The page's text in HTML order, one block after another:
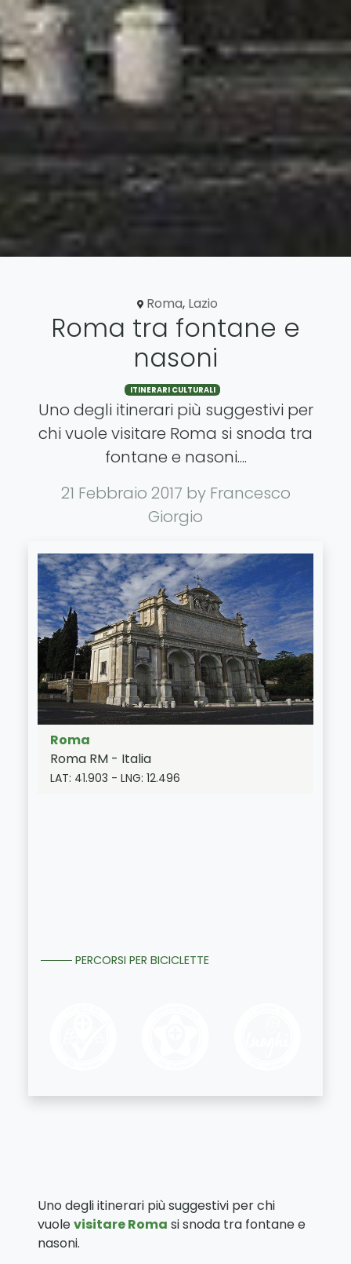
Roma, Lazio
Roma tra fontane e
nasoni
ITINERARI CULTURALI
Uno degli itinerari più suggestivi per
chi vuole visitare Roma si snoda tra
fontane e nasoni....
21 Febbraio 2017 by Francesco
Giorgio
Roma
Roma RM - Italia
LAT: 41.903 - LNG: 12.496
PERCORSI PER BICICLETTE
Uno degli itinerari più suggestivi per chi
vuolevisitare Roma si snoda tra fontane e
nasoni.